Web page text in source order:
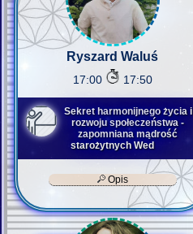
Ryszard Waluś
17:00 17:50
Sekret harmonijnego życia i
rozwoju społeczeństwa -
zapomniana mądrość
starożytnych Wed
Opis